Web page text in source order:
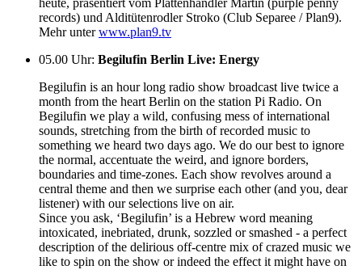
records) und Alditütenrodler Stroko (Club Separee / Plan9).
Mehr unterwww.plan9.tv
05.00 Uhr: Begilufin Berlin Live: Energy
Begilufin is an hour long radio show broadcast live twice a
month from the heart Berlin on the station Pi Radio. On
Begilufin we play a wild, confusing mess of international
sounds, stretching from the birth of recorded music to
something we heard two days ago. We do our best to ignore
the normal, accentuate the weird, and ignore borders,
boundaries and time-zones. Each show revolves around a
central theme and then we surprise each other (and you, dear
listener) with our selections live on air.
Since you ask, ‘Begilufin’ is a Hebrew word meaning
intoxicated, inebriated, drunk, sozzled or smashed - a perfect
description of the delirious off-centre mix of crazed music we
like to spin on the show or indeed the effect it might have on